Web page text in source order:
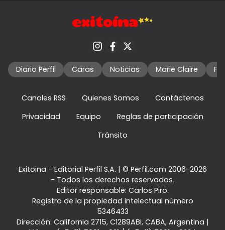
Diario Perfil Caras Noticias Marie Claire
Canales RSS Quienes Somos
Contáctenos
Privacidad
Equipo
Reglas de participación
Tránsito
Exitoina - Editorial Perfil S.A. | © Perfil.com 2006-2026
- Todos los derechos reservados.
Editor responsable: Carlos Piro.
Registro de la propiedad intelectual número
5346433
Dirección: California 2715, C1289ABI, CABA, Argentina |